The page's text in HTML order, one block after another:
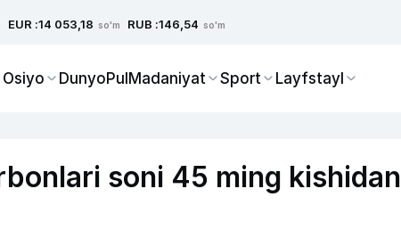
EUR :14 053,18 so'm RUB :146,54 so'm
DunyoPulMadaniyat Sport Layfstayl
soni 45 ming kishidan